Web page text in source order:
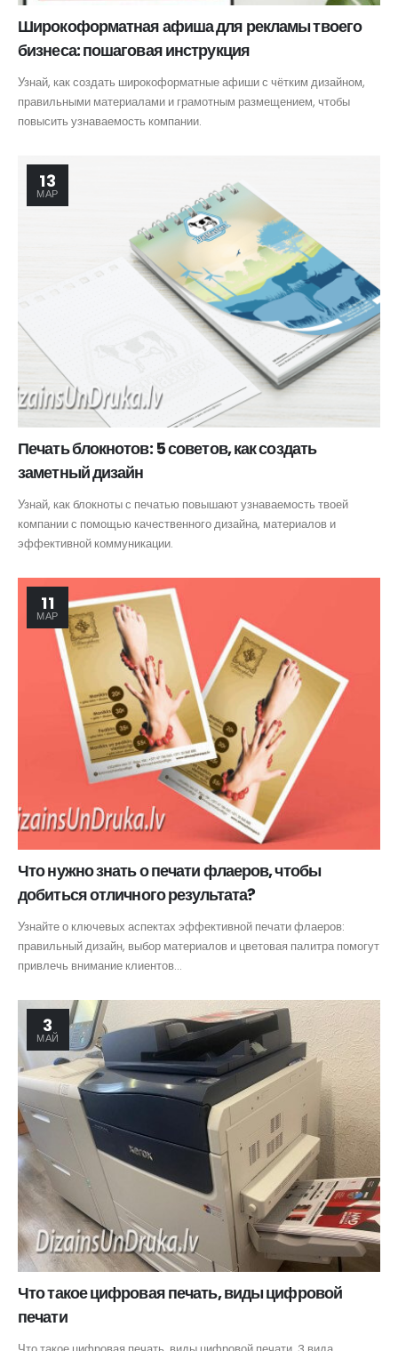
Широкоформатная афиша для рекламы твоего
бизнеса: пошаговая инструкция
Узнай, как создать широкоформатные афиши с чётким дизайном,
правильными материалами и грамотным размещением, чтобы
повысить узнаваемость компании.
13
МАР
Печать блокнотов: 5 советов, как создать
заметный дизайн
Узнай, как блокноты с печатью повышают узнаваемость твоей
компании с помощью качественного дизайна, материалов и
эффективной коммуникации.
11
МАР
Что нужно знать о печати флаеров, чтобы
добиться отличного результата?
Узнайте о ключевых аспектах эффективной печати флаеров:
правильный дизайн, выбор материалов и цветовая палитра помогут
привлечь внимание клиентов...
3
МАЙ
Что такое цифровая печать, виды цифровой
печати